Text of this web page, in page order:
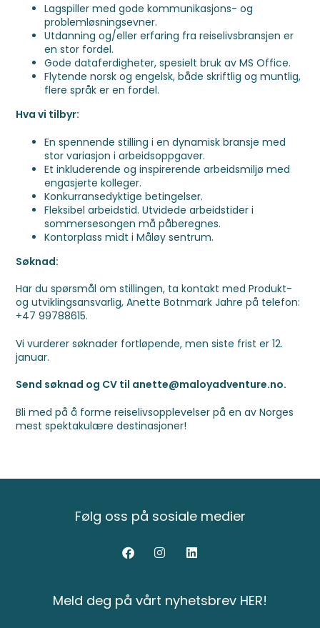
Lagspiller med gode kommunikasjons- og
problemløsningsevner.
Utdanning og/eller erfaring fra reiselivsbransjen er
en stor fordel.
Gode dataferdigheter, spesielt bruk av MS Office.
Flytende norsk og engelsk, både skriftlig og muntlig,
flere språk er en fordel.
Hva vi tilbyr:
En spennende stilling i en dynamisk bransje med
stor variasjon i arbeidsoppgaver.
Et inkluderende og inspirerende arbeidsmiljø med
engasjerte kolleger.
Konkurransedyktige betingelser.
Fleksibel arbeidstid. Utvidede arbeidstider i
sommersesongen må påberegnes.
Kontorplass midt i Måløy sentrum.
Søknad:
Har du spørsmål om stillingen, ta kontakt med Produkt-
og utviklingsansvarlig, Anette Botnmark Jahre på telefon:
+47 99788615.
Vi vurderer søknader fortløpende, men siste frist er 12.
januar.
Send søknad og CV til anette@maloyadventure.no.
Bli med på å forme reiselivsopplevelser på en av Norges
mest spektakulære destinasjoner!
Følg oss på sosiale medier
Meld deg på vårt nyhetsbrev HER!